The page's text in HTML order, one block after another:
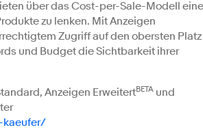
über das Cost-per-Sale-Modell eine
zu lenken. Mit Anzeigen
Zugriff auf den obersten Platz
und Budget die Sichtbarkeit ihrer
Anzeigen ErweitertBETA und
kaeufer/